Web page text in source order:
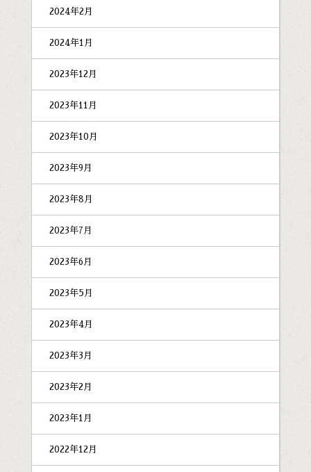
2024年2月
2024年1月
2023年12月
2023年11月
2023年10月
2023年9月
2023年8月
2023年7月
2023年6月
2023年5月
2023年4月
2023年3月
2023年2月
2023年1月
2022年12月